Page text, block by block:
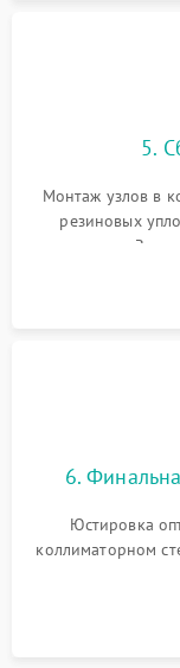
5.
Монтаж узлов в
резиновых
смазки.
осушенным
6.
Юстировка
коллиматорном
ударном
темноте,